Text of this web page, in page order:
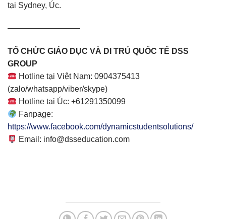
tại Sydney, Úc.
—————————
TỔ CHỨC GIÁO DỤC VÀ DI TRÚ QUỐC TẾ DSS
GROUP
Hotline tại Việt Nam: 0904375413
(zalo/whatsapp/viber/skype)
Hotline tại Úc: +61291350099
Fanpage:
https://www.facebook.com/dynamicstudentsolutions/
Email: info@dsseducation.com